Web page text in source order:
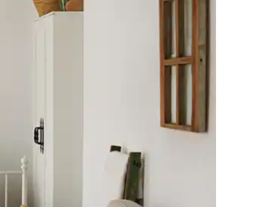
le bas, ou en appuyant dessus et en les faisant glisser.